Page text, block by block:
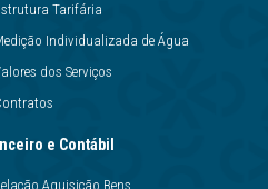
Tarifária
Individualizada de Água
dos Serviços
e Contábil
Aquisição Bens